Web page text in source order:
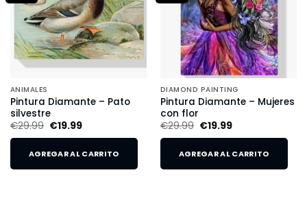
ANIMALES
Pintura Diamante – Pato
silvestre
€29.99 €19.99
AGREGAR AL CARRITO
DIAMOND PAINTING
Pintura Diamante – Mujeres
con flor
€29.99 €19.99
AGREGAR AL CARRITO